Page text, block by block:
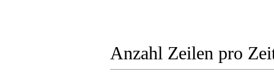
Anzahl Zeilen pro